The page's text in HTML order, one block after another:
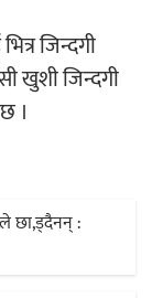
जिन्दगी
खुशी जिन्दगी
।
छा,ड्दैनन् :